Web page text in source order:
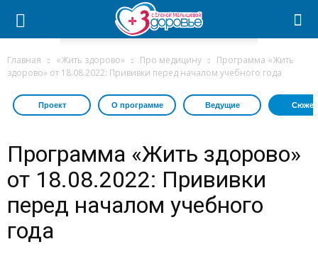
Главная «Жить здорово» Про медицину
Программа «Жить
здорово» от 18.08.2022: Прививки перед началом учебного года
Проект О программе Ведущие
Программа «Жить здорово»
от 18.08.2022: Прививки
перед началом учебного
года